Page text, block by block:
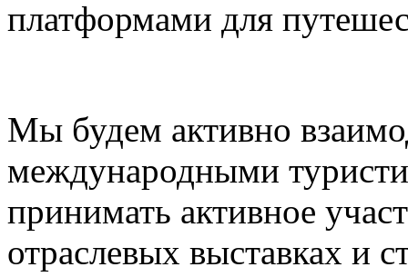
платформами для
Мы будем активно
международными
принимать активное
отраслевых выставках и